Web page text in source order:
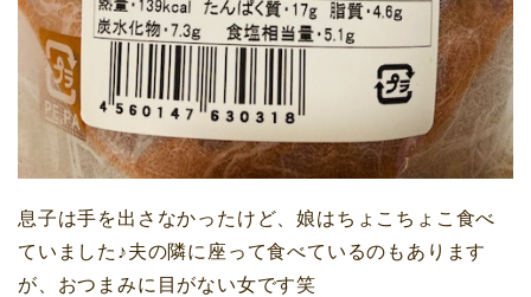
息子は手を出さなかったけど、娘はちょこちょこ食べ
ていました♪夫の隣に座って食べているのもあります
が、おつまみに目がない女です笑